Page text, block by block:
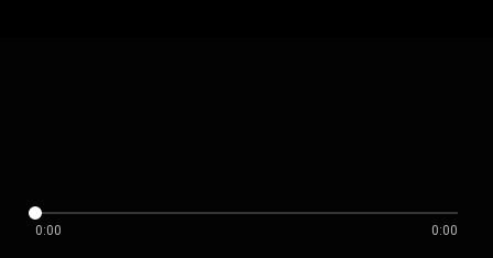
0:00 0:00